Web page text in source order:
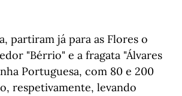
partiram já para as Flores o
"Bérrio" e a fragata "Álvares
Portuguesa, com 80 e 200
respetivamente, levando